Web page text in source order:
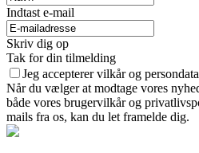
Indtast e-mail
Skriv dig op
Tak for din tilmelding
Jeg accepterer vilkår og
Når du vælger at modtage vores
både vores brugervilkår og
mails fra os, kan du let framelde dig.